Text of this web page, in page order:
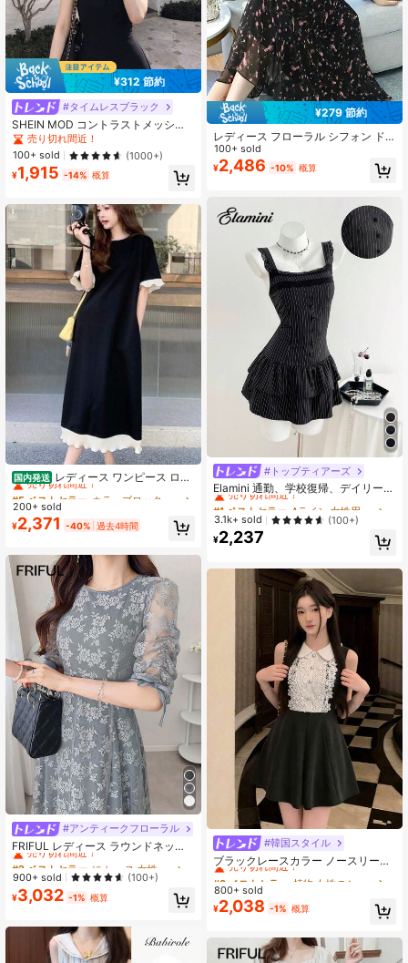
¥312 節約
#タイムレスブラック
SHEIN MOD コントラストメッシュ
ネクタイ ネック フリル トリム ブラ
ック ロングドレス
売り切れ間近！
100+ sold
(1000+)
¥1,915 -14% 概算
国内発送 レディース ワンピース ロン
グワンピース Tシャツワンピース 半
袖 五分袖 配色 切り替え フリル バイ
カラー 裾フリル 袖フリル クルーネ
ック Aライン ゆったり 体型カバー 着
チュラル 骨格ウェーブ 大人可愛い
きれいめ カジュアル モード 抜け感
ワンマイルウェア ルームウェア 休日
お出かけ 旅行 リゾート 海 ビーチ 涼
しい 蒸れない 快適 1枚で決まる ブラ
ック モノトーン 夏服 春夏 シンプル
無地 楽ちん 20代 30代 40代 50代 シ
ワになりにくい 丸首 膝下丈
#5 ベストセラー
カラーブロック 女性のミディドレス
売り切れ間近！
#5 ベストセラー
売り切れ間近！
#5 ベストセラー
売り切れ間近！
#5 ベストセラー
カラーブロック 女性のミディドレス
200+ sold
¥2,371 -40% 過去4時間
#アンティークフローラル
FRIFUL レディース ラウンドネック
フルレース エレガント 通勤 Aライン
ロング丈 サマードレス
#2 ベストセラー
に レース 女性のドレス
売り切れ間近！
#2 ベストセラー
売り切れ間近！
#2 ベストセラー
売り切れ間近！
#2 ベストセラー
900+ sold (100+)
¥3,032 -1% 概算
¥279 節約
レディース フローラル シフォン ド
レス、Vネック タイ 長袖 ミディ丈 ド
レス、エレガントなウエストシェイ
プ ドレス、レディース ドレス ブラ
100+ sold
¥2,486 -10% 概算
#トップティアーズ
Elamini 通勤、学校復帰、デイリーウ
ェア用 ブラック ストライプ レース
トリミング ミニドレス
#1 ベストセラー
Aライン 女性用ミニドレス
売り切れ間近！
#1 ベストセラー
売り切れ間近！
#1 ベストセラー
売り切れ間近！
#1 ベストセラー
3.1k+ sold (100+)
¥2,237
#韓国スタイル
ブラックレースカラー ノースリーブ
ドレス、エレガントな夏のリトルブ
ラックドレス
#3 ベストセラー
売り切れ間近！
#3 ベストセラー
売り切れ間近！
#3 ベストセラー
売り切れ間近！
#3 ベストセラー
800+ sold
¥2,038 -1% 概算